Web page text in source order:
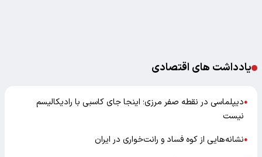
یادداشت های اقتصادی
●دیپلماسی در نقطه صفر مرزی؛ اینجا جای کاسبی با رادیکالیسم
نیست
●نشانه‌هایی از کوه فساد و رانت‌خواری در ایران